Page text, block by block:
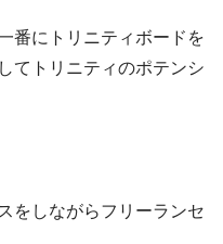
番にトリニティボードを
てトリニティのポテンシ
をしながらフリーランセ